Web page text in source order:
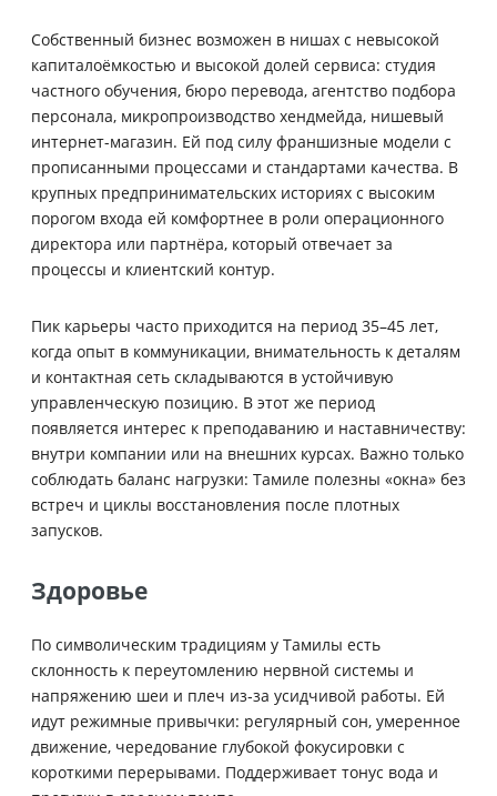
Собственный бизнес возможен в нишах с невысокой
капиталоёмкостью и высокой долей сервиса: студия
частного обучения, бюро перевода, агентство подбора
персонала, микропроизводство хендмейда, нишевый
интернет-магазин. Ей под силу франшизные модели с
прописанными процессами и стандартами качества. В
крупных предпринимательских историях с высоким
порогом входа ей комфортнее в роли операционного
директора или партнёра, который отвечает за
процессы и клиентский контур.
Пик карьеры часто приходится на период 35–45 лет,
когда опыт в коммуникации, внимательность к деталям
и контактная сеть складываются в устойчивую
управленческую позицию. В этот же период
появляется интерес к преподаванию и наставничеству:
внутри компании или на внешних курсах. Важно только
соблюдать баланс нагрузки: Тамиле полезны «окна» без
встреч и циклы восстановления после плотных
запусков.
Здоровье
По символическим традициям у Тамилы есть
склонность к переутомлению нервной системы и
напряжению шеи и плеч из‑за усидчивой работы. Ей
идут режимные привычки: регулярный сон, умеренное
движение, чередование глубокой фокусировки с
короткими перерывами. Поддерживает тонус вода и